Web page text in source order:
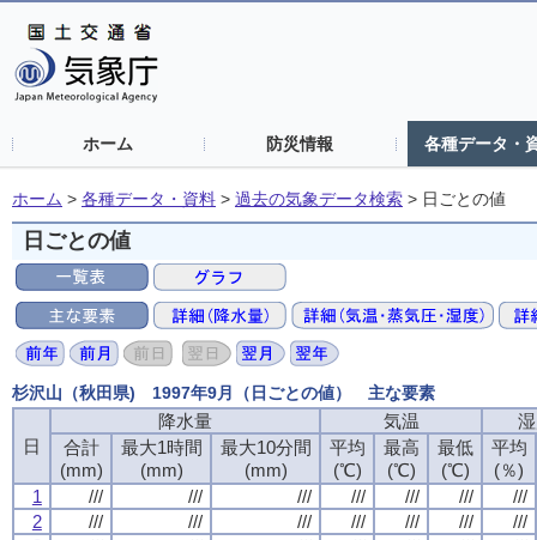
ホーム 防災情報 各種データ・
ホーム > 各種データ・資料 > 過去の気象データ検索 > 日ごとの値
日ごとの値
杉沢山（秋田県) 1997年9月（日ごとの値） 主な要素
日
降水量 気温
合計
(mm)
最大1時間
(mm)
最大10分間
(mm)
平均
(℃)
最高
(℃)
最低
(℃)
平均
(％)
1
/// /// /// /// /// ///
///
2
/// /// /// /// /// ///
///